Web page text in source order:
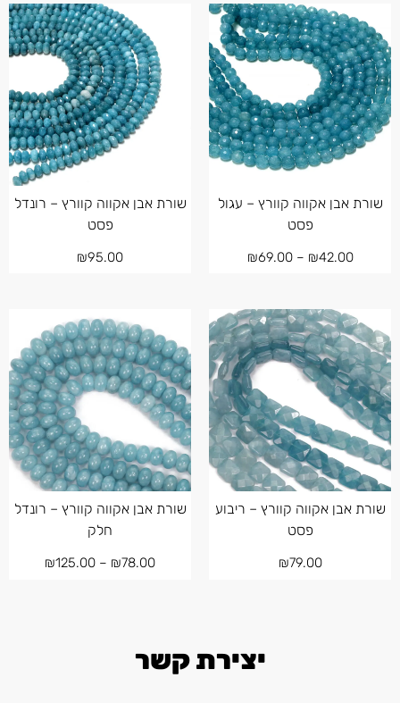
שורת אבן אקווה קוורץ – עגול
פסט
₪42.00
–
₪69.00
שורת אבן אקווה קוורץ – רונדל
פסט
₪95.00
שורת אבן אקווה קוורץ – ריבוע
פסט
₪79.00
שורת אבן אקווה קוורץ – רונדל
חלק
₪78.00
–
₪125.00
יצירת קשר